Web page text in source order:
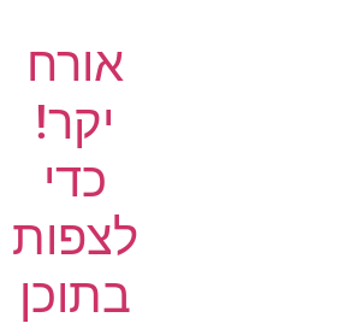
אורח
יקר!
כדי
לצפות
בתוכן